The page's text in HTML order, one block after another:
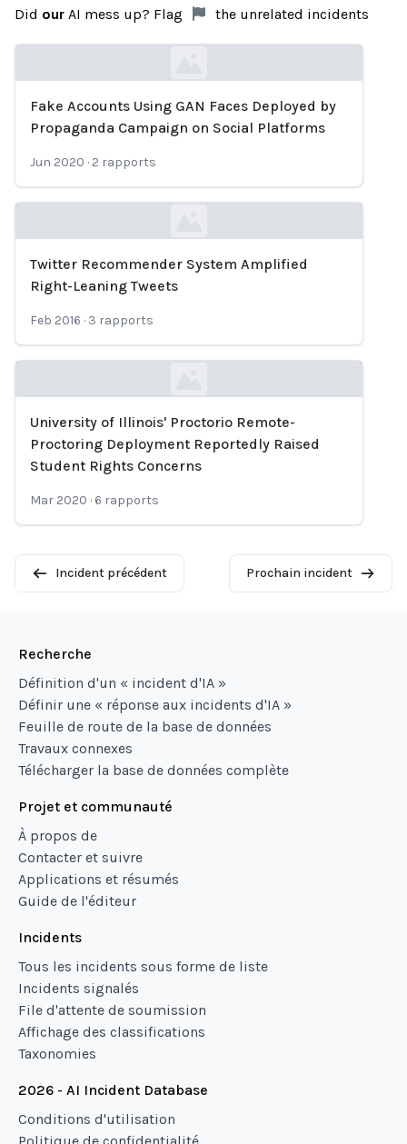
Did our AI mess up? Flag the unrelated incidents
Loading...
Fake Accounts Using GAN Faces Deployed by
Propaganda Campaign on Social Platforms
Jun 2020 · 2 rapports
Loading...
Twitter Recommender System Amplified
Right-Leaning Tweets
Feb 2016 · 3 rapports
Loading...
University of Illinois' Proctorio Remote-
Proctoring Deployment Reportedly Raised
Student Rights Concerns
Mar 2020 · 6 rapports
Incident précédent Prochain incident
Recherche
Définition d'un « incident d'IA »
Définir une « réponse aux incidents d'IA »
Feuille de route de la base de données
Travaux connexes
Télécharger la base de données complète
Projet et communauté
À propos de
Contacter et suivre
Applications et résumés
Guide de l'éditeur
Incidents
Tous les incidents sous forme de liste
Incidents signalés
File d'attente de soumission
Affichage des classifications
Taxonomies
2026 - AI Incident Database
Conditions d'utilisation